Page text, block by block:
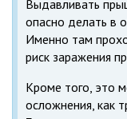
Выдавливать
опасно делать в
Именно там
риск заражения
Кроме того, это
осложнения, как